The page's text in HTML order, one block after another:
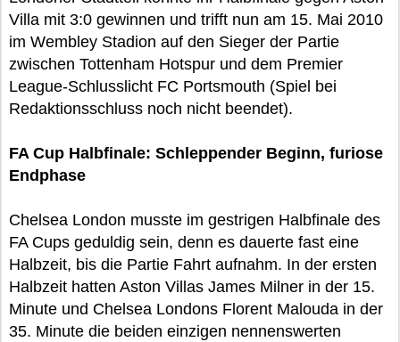
Villa mit 3:0 gewinnen und trifft nun am 15. Mai 2010
im Wembley Stadion auf den Sieger der Partie
zwischen Tottenham Hotspur und dem Premier
League-Schlusslicht FC Portsmouth (Spiel bei
Redaktionsschluss noch nicht beendet).
FA Cup Halbfinale: Schleppender Beginn, furiose
Endphase
Chelsea London musste im gestrigen Halbfinale des
FA Cups geduldig sein, denn es dauerte fast eine
Halbzeit, bis die Partie Fahrt aufnahm. In der ersten
Halbzeit hatten Aston Villas James Milner in der 15.
Minute und Chelsea Londons Florent Malouda in der
35. Minute die beiden einzigen nennenswerten